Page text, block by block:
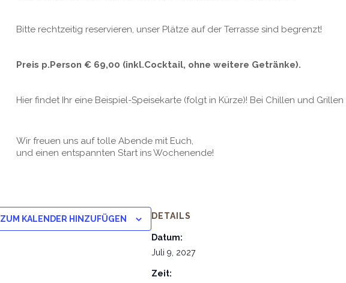
Bitte rechtzeitig reservieren, unser Plätze auf der Terrasse sind begrenzt!
Preis p.Person € 69,00 (inkl.Cocktail, ohne weitere Getränke).
Hier findet Ihr eine Beispiel-Speisekarte (folgt in Kürze)! Bei Chillen und
Wir freuen uns auf tolle Abende mit Euch,
und einen entspannten Start ins Wochenende!
ZUM KALENDER HINZUFÜGEN DETAILS
Datum:
Juli 9, 2027
Zeit: